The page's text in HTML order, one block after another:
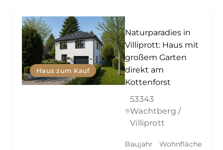
Haus zum Kauf
Naturparadies in
Villiprott: Haus mit
großem Garten
direkt am
Kottenforst
53343
Wachtberg /
Villiprott
Baujahr Wohnfläche